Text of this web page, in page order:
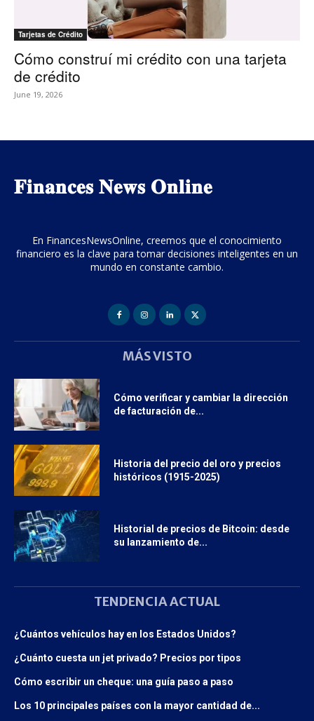
Tarjetas de Crédito
Cómo construí mi crédito con una tarjeta
de crédito
June 19, 2026
𝐅𝐢𝐧𝐚𝐧𝐜𝐞𝐬 𝐍𝐞𝐰𝐬 𝐎𝐧𝐥𝐢𝐧𝐞
En FinancesNewsOnline, creemos que el conocimiento
financiero es la clave para tomar decisiones inteligentes en un
mundo en constante cambio.
MÁS VISTO
Cómo verificar y cambiar la dirección
de facturación de...
Historia del precio del oro y precios
históricos (1915-2025)
Historial de precios de Bitcoin: desde
su lanzamiento de...
TENDENCIA ACTUAL
¿Cuántos vehículos hay en los Estados Unidos?
¿Cuánto cuesta un jet privado? Precios por tipos
Cómo escribir un cheque: una guía paso a paso
Los 10 principales países con la mayor cantidad de...